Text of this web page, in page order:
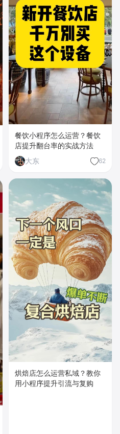
餐饮小程序怎么运营？餐饮
店提升翻台率的实战方法
大东
62
烘焙店怎么运营私域？教你
用小程序提升引流与复购